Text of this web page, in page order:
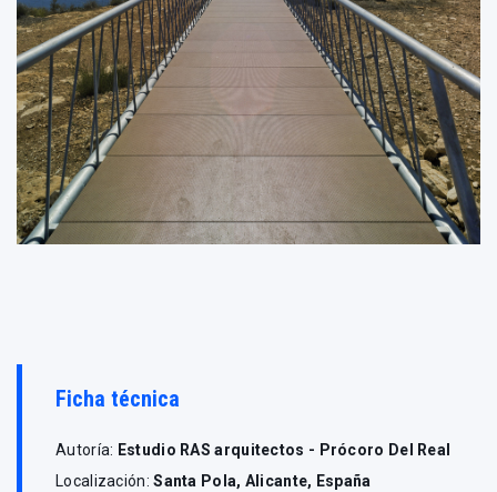
Ficha técnica
Autoría: Estudio RAS arquitectos - Prócoro Del Real
Localización:Santa Pola, Alicante, España